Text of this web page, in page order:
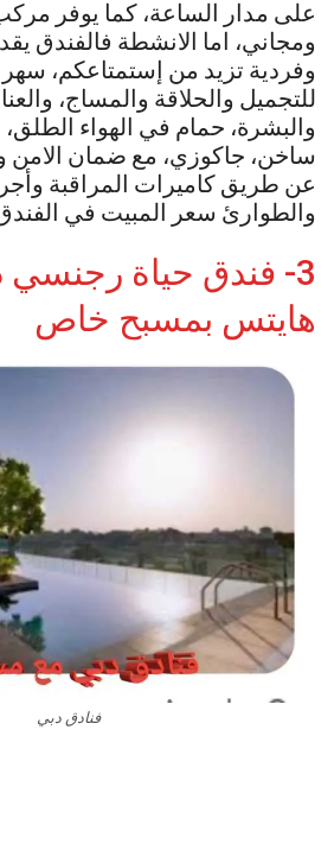
على مدار الساعة، كما يوفر
ومجاني، اما الانشطة فالفندق
وفردية تزيد من إستمتاعكم،
للتجميل والحلاقة والمساج،
والبشرة، حمام في الهواء
ساخن، جاكوزي، مع ضمان الامن
عن طريق كاميرات المراقبة
والطوارئ سعر المبيت في الفندق هو 75
3- فندق حياة
هايتس بمسبح خاص
فنادق دبي